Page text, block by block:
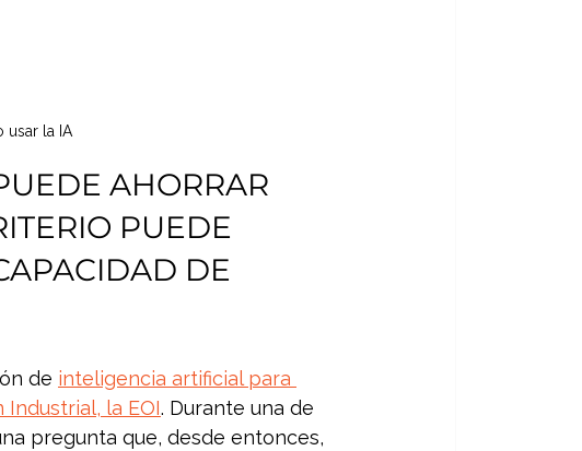
usar la IA
AHORRAR
PUEDE
DE
de inteligencia artificial para
la EOI. Durante una de
pregunta que, desde entonces,